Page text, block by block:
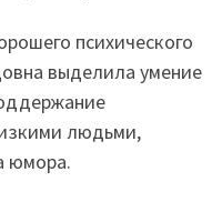
психического
выделила умение
людьми,
юмора.